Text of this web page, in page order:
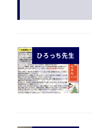
ひろっち先生